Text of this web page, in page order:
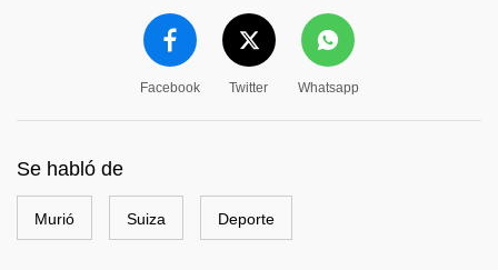
Facebook Twitter Whatsapp
Se habló de
Murió Suiza Deporte